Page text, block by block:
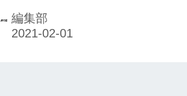
年11月25日、警視庁交通部と全
本デリバリー業安全運転協議会
編集部